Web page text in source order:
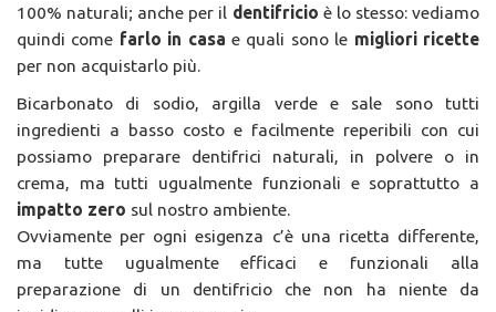
100% naturali; anche per il dentifricio è lo stesso: vediamo
quindi come farlo in casa e quali sono le migliori ricette
per non acquistarlo più.
Bicarbonato di sodio, argilla verde e sale sono tutti
ingredienti a basso costo e facilmente reperibili con cui
possiamo preparare dentifrici naturali, in polvere o in
crema, ma tutti ugualmente funzionali e soprattutto a
impatto zero sul nostro ambiente.
Ovviamente per ogni esigenza c’è una ricetta differente,
ma tutte ugualmente efficaci e funzionali alla
preparazione di un dentifricio che non ha niente da